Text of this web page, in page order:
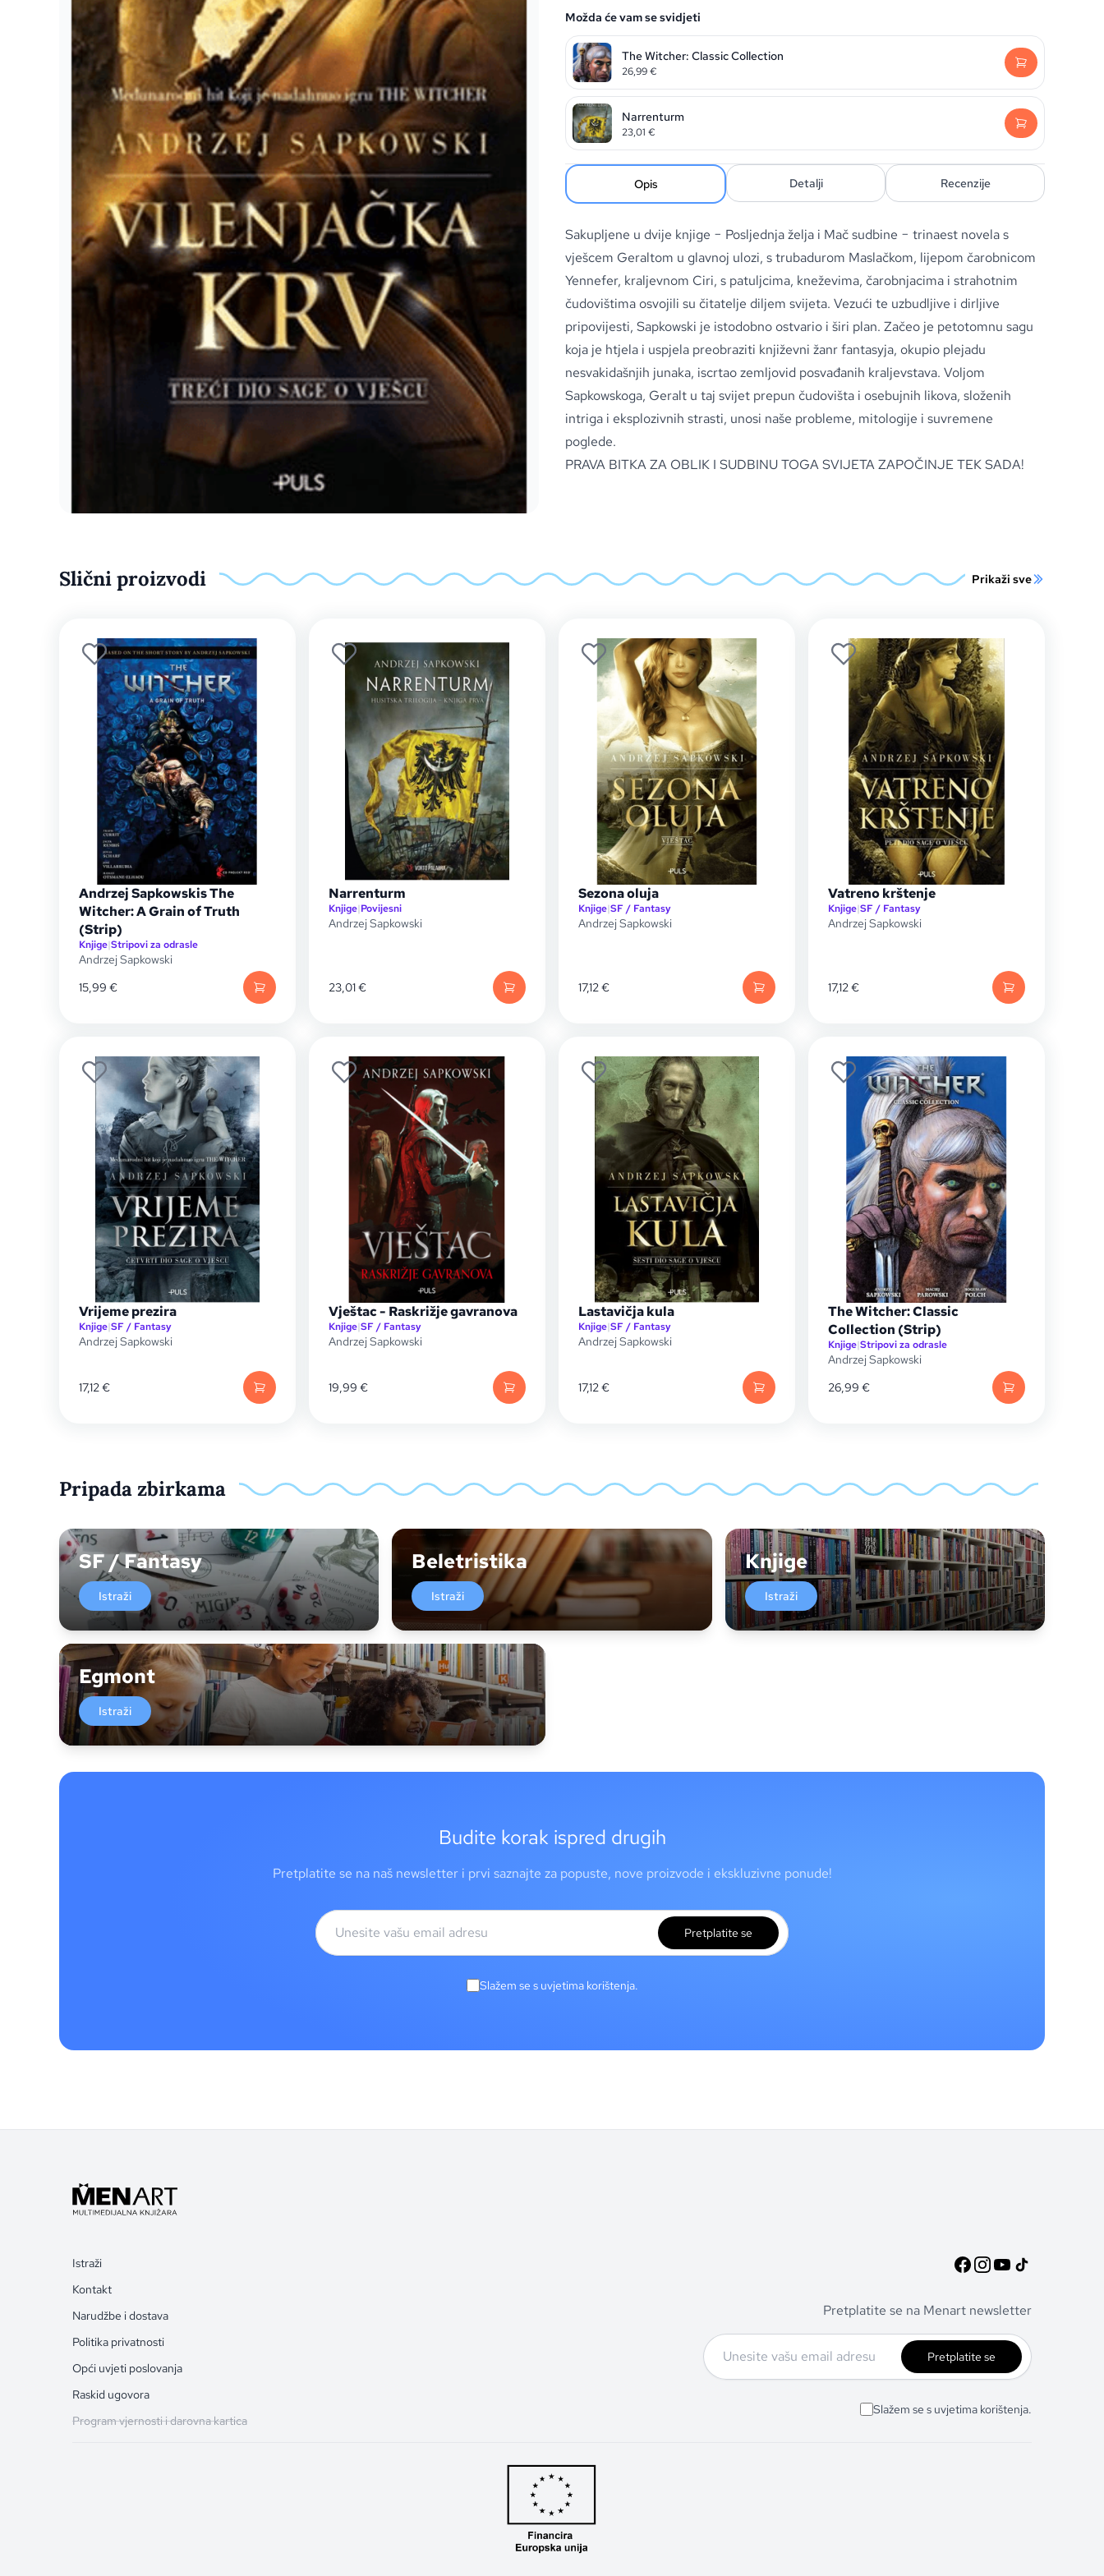
Možda će vam se svidjeti
The Witcher: Classic Collection
26,99€
Narrenturm
23,01 €
Opis Detalji Recenzije
Sakupljene u dvije knjige − Posljednja želja i Mač sudbine − trinaest novela s
vješcem Geraltom u glavnoj ulozi, s trubadurom Maslačkom, lijepom čarobnicom
Yennefer, kraljevnom Ciri, s patuljcima, kneževima, čarobnjacima i strahotnim
čudovištima osvojili su čitatelje diljem svijeta. Vezući te uzbudljive i dirljive
pripovijesti, Sapkowski je istodobno ostvario i širi plan. Začeo je petotomnu sagu
koja je htjela i uspjela preobraziti književni žanr fantasyja, okupio plejadu
nesvakidašnjih junaka, iscrtao zemljovid posvađanih kraljevstava. Voljom
Sapkowskoga, Geralt u taj svijet prepun čudovišta i osebujnih likova, složenih
intriga i eksplozivnih strasti, unosi naše probleme, mitologije i suvremene
poglede.
PRAVA BITKA ZA OBLIK I SUDBINU TOGA SVIJETA ZAPOČINJE TEK SADA!
Slični proizvodi Prikaži sve
Andrzej Sapkowskis The
Witcher: A Grain of Truth
(Strip)
Knjige|Stripovi za odrasle
Andrzej Sapkowski
15,99 €
Narrenturm
Knjige|Povijesni
Andrzej Sapkowski
23,01€
Sezona oluja
Knjige|SF / Fantasy
Andrzej Sapkowski
17,12€
Vatreno krštenje
Knjige|SF / Fantasy
Andrzej Sapkowski
17,12€
Vrijeme prezira
Knjige|SF / Fantasy
Andrzej Sapkowski
17,12€
Vještac - Raskrižje gavranova
Knjige|SF / Fantasy
Andrzej Sapkowski
19,99 €
Lastavičja kula
Knjige|SF / Fantasy
Andrzej Sapkowski
17,12€
The Witcher: Classic
Collection (Strip)
Knjige|Stripovi za odrasle
Andrzej Sapkowski
26,99 €
Pripada zbirkama
SF / Fantasy
Istraži
Beletristika
Istraži
Knjige
Istraži
Egmont
Istraži
Budite korak ispred drugih
Pretplatite se na naš newsletter i prvi saznajte za popuste, nove proizvode i ekskluzivne ponude!
Pretplatite se
Slažem se s uvjetima korištenja.
Istraži
Kontakt
Narudžbe i dostava
Politika privatnosti
Opći uvjeti poslovanja
Raskid ugovora
Program vjernosti i darovna kartica
Pretplatite se na Menart newsletter
Pretplatite se
Slažem se s uvjetima korištenja.